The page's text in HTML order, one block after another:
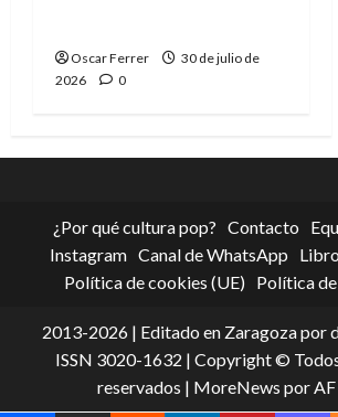
Oscar Ferrer
30 de julio de
2026
0
¿Por qué cultura pop? Contacto
Instagram Canal de WhatsApp
Política de cookies (UE)
Política
2013-2026 | Editado en Zaragoza por
ISSN 3020-1632 | Copyright ©
reservados | MoreNews por AF